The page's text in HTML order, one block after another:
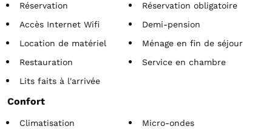
Réservation
Réservation obligatoire
Accès Internet Wifi
Demi-pension
Location de matériel
Ménage en fin de séjour
Restauration
Service en chambre
Lits faits à l'arrivée
Confort
Climatisation
Micro-ondes